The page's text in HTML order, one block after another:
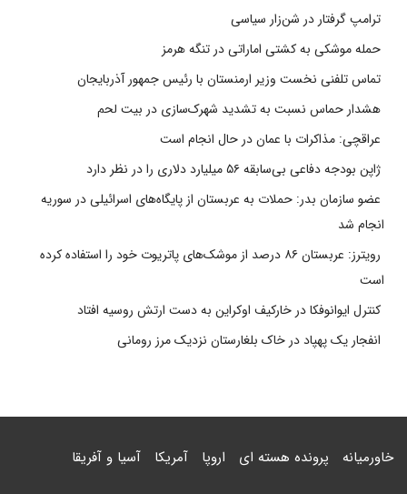
ترامپ گرفتار در شن‌زار سیاسی
حمله موشکی به کشتی اماراتی در تنگه هرمز
تماس تلفنی نخست وزیر ارمنستان با رئیس جمهور آذربایجان
هشدار حماس نسبت به تشدید شهرک‌سازی در بیت‌ لحم
عراقچی: مذاکرات با عمان در حال انجام است
ژاپن بودجه دفاعی بی‌سابقه ۵۶ میلیارد دلاری را در نظر دارد
عضو سازمان بدر: حملات به عربستان از پایگاه‌های اسرائیلی در سوریه
انجام شد
رویترز: عربستان ۸۶ درصد از موشک‌های پاتریوت خود را استفاده کرده
است
کنترل ایوانوفکا در خارکیف اوکراین به دست ارتش روسیه افتاد
انفجار یک پهپاد در خاک بلغارستان نزدیک مرز رومانی
خاورمیانه پرونده هسته ای اروپا آمریکا آسیا و آفریقا